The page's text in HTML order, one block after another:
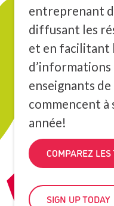
entreprenant
diffusant les
et en facilitant
d’informations
enseignants de
commencent à
année!
COMPAREZ LES
SIGN UP TODAY